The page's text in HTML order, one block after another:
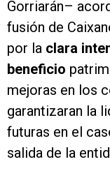
Gorriarán–
fusión de
por la clara
beneficio
mejoras en los
garantizaran la
futuras en el
salida de la